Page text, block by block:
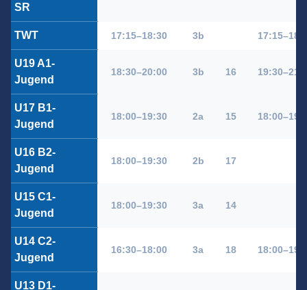
SR
TWT 17:15–18:30 3b
U19 A1-
Jugend
18:30–20:00 3b 16
U17 B1-
Jugend
18:00–19:30 2a 15
U16 B2-
Jugend
18:00–19:30 2b 17
U15 C1-
Jugend
18:00–19:30 3a 14
U14 C2-
Jugend
16:30–18:00 3a 18
U13 D1-